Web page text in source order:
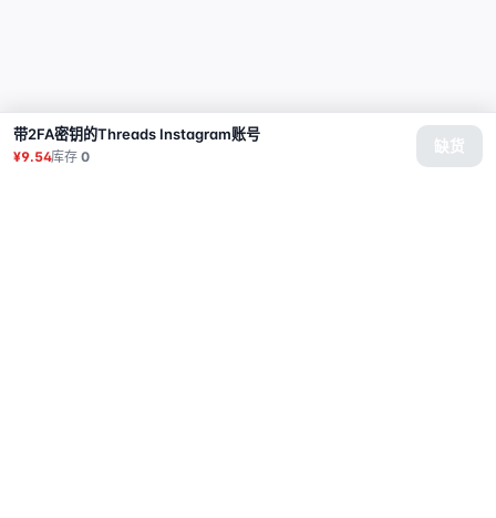
带2FA密钥的Threads Instagram账号
¥9.54库存0
缺货